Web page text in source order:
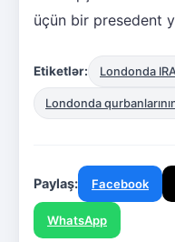
üçün bir presedent
Etiketlər: Londonda
Londonda
Paylaş: Facebook
WhatsApp